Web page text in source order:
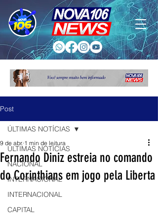
Post
ÚLTIMAS NOTÍCIAS
NACIONAL
INTERNACIONAL
INTERNACIONAL
CAPITAL
ÚLTIMAS NOTÍCIAS
Fernando Diniz estreia no comando
do Corinthians em jogo pela Liberta
9 de abr. 1 min de leitura